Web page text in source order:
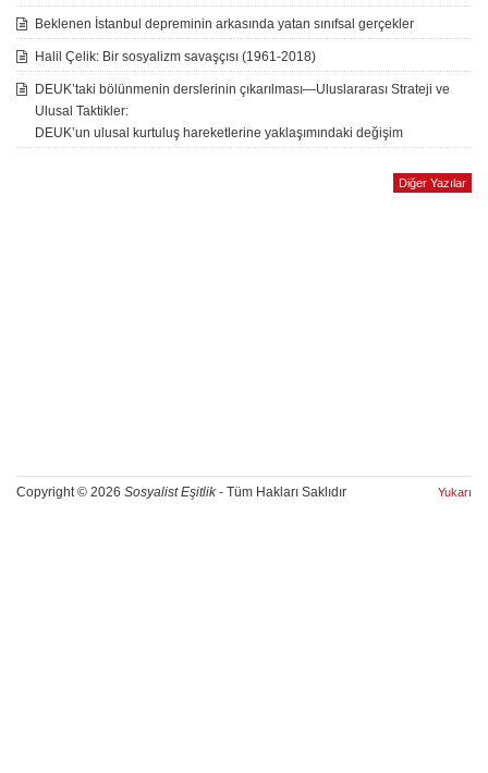
Beklenen İstanbul depreminin arkasında yatan sınıfsal gerçekler
Halil Çelik: Bir sosyalizm savaşçısı (1961-2018)
DEUK’taki bölünmenin derslerinin çıkarılması—Uluslararası Strateji ve
Ulusal Taktikler:
DEUK’un ulusal kurtuluş hareketlerine yaklaşımındaki değişim
Diğer Yazılar
Copyright © 2026 Sosyalist Eşitlik- Tüm Hakları Saklıdır Yukarı